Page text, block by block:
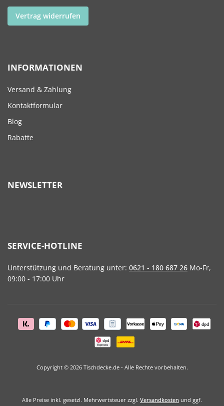
Vertrag widerrufen
INFORMATIONEN
Versand & Zahlung
Kontaktformular
Blog
Rabatte
NEWSLETTER
SERVICE-HOTLINE
Unterstützung und Beratung unter: 0621 - 180 687 26 Mo-Fr,
09:00 - 17:00 Uhr
Copyright © 2026 Tischdecke.de - Alle Rechte vorbehalten.
Alle Preise inkl. gesetzl. Mehrwertsteuer zzgl. Versandkosten und ggf.